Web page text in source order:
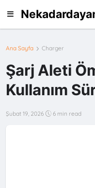
Ana Sayfa Charger
Şarj Aleti
Kullanım
Şubat 19, 2026 6 min read